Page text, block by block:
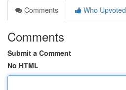
Comments
Who Upvoted
Comments
Submit a Comment
No HTML